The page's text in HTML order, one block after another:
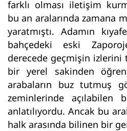
farklı olması iletişim
bu an aralarında zamana
yaratmıştı. Adamın
bahçedeki eski
derecede geçmişin izlerini
bir yerel sakinden
arabaların buz tutmuş
zeminlerinde açılabilen
anlatılıyordu. Ancak bu
halk arasında bilinen bir